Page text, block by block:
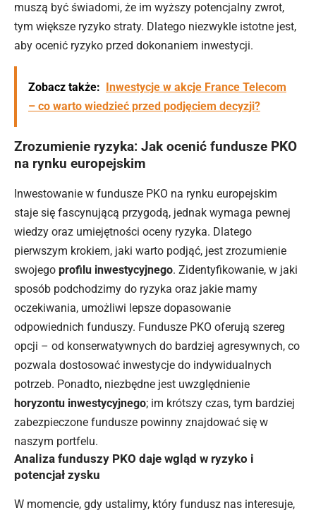
muszą być świadomi, że im wyższy potencjalny zwrot,
tym większe ryzyko straty. Dlatego niezwykle istotne jest,
aby ocenić ryzyko przed dokonaniem inwestycji.
Zobacz także:
Inwestycje w akcje France Telecom
– co warto wiedzieć przed podjęciem decyzji?
Zrozumienie ryzyka: Jak ocenić fundusze PKO
na rynku europejskim
Inwestowanie w fundusze PKO na rynku europejskim
staje się fascynującą przygodą, jednak wymaga pewnej
wiedzy oraz umiejętności oceny ryzyka. Dlatego
pierwszym krokiem, jaki warto podjąć, jest zrozumienie
swojego profilu inwestycyjnego. Zidentyfikowanie, w jaki
sposób podchodzimy do ryzyka oraz jakie mamy
oczekiwania, umożliwi lepsze dopasowanie
odpowiednich funduszy. Fundusze PKO oferują szereg
opcji – od konserwatywnych do bardziej agresywnych, co
pozwala dostosować inwestycje do indywidualnych
potrzeb. Ponadto, niezbędne jest uwzględnienie
horyzontu inwestycyjnego; im krótszy czas, tym bardziej
zabezpieczone fundusze powinny znajdować się w
naszym portfelu.
Analiza funduszy PKO daje wgląd w ryzyko i
potencjał zysku
W momencie, gdy ustalimy, który fundusz nas interesuje,